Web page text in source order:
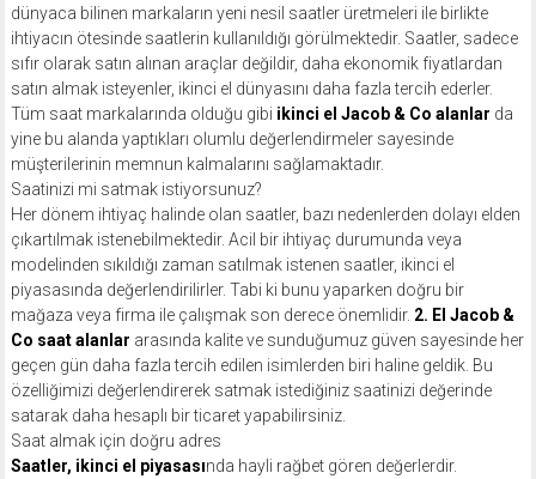
dünyaca bilinen markaların yeni nesil saatler üretmeleri ile birlikte
ihtiyacın ötesinde saatlerin kullanıldığı görülmektedir. Saatler, sadece
sıfır olarak satın alınan araçlar değildir, daha ekonomik fiyatlardan
satın almak isteyenler, ikinci el dünyasını daha fazla tercih ederler.
Tüm saat markalarında olduğu gibi ikinci el Jacob & Co alanlar da
yine bu alanda yaptıkları olumlu değerlendirmeler sayesinde
müşterilerinin memnun kalmalarını sağlamaktadır.
Saatinizi mi satmak istiyorsunuz?
Her dönem ihtiyaç halinde olan saatler, bazı nedenlerden dolayı elden
çıkartılmak istenebilmektedir. Acil bir ihtiyaç durumunda veya
modelinden sıkıldığı zaman satılmak istenen saatler, ikinci el
piyasasında değerlendirilirler. Tabi ki bunu yaparken doğru bir
mağaza veya firma ile çalışmak son derece önemlidir. 2. El Jacob &
Co saat alanlar arasında kalite ve sunduğumuz güven sayesinde her
geçen gün daha fazla tercih edilen isimlerden biri haline geldik. Bu
özelliğimizi değerlendirerek satmak istediğiniz saatinizi değerinde
satarak daha hesaplı bir ticaret yapabilirsiniz.
Saat almak için doğru adres
Saatler, ikinci el piyasasında hayli rağbet gören değerlerdir.